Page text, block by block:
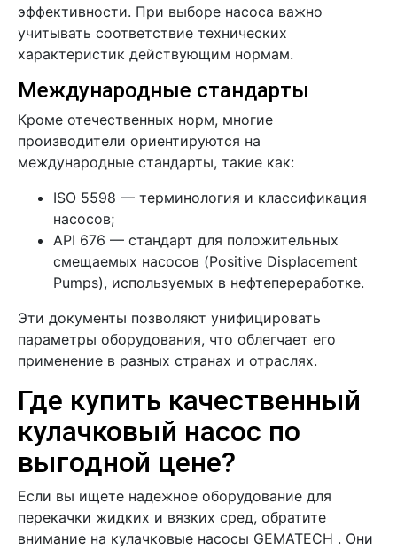
эффективности. При выборе насоса важно
учитывать соответствие технических
характеристик действующим нормам.
Международные стандарты
Кроме отечественных норм, многие
производители ориентируются на
международные стандарты, такие как:
ISO 5598 — терминология и классификация
насосов;
API 676 — стандарт для положительных
смещаемых насосов (Positive Displacement
Pumps), используемых в нефтепереработке.
Эти документы позволяют унифицировать
параметры оборудования, что облегчает его
применение в разных странах и отраслях.
Где купить качественный
кулачковый насос по
выгодной цене?
Если вы ищете надежное оборудование для
перекачки жидких и вязких сред, обратите
внимание на кулачковые насосы GEMATECH . Они